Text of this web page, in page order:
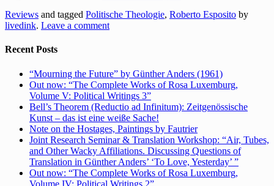
Reviews and tagged Politische Theologie, Roberto Esposito by
livedink. Leave a comment
Recent Posts
“Mourning the Future” by Günther Anders (1961)
Out now: “The Complete Works of Rosa Luxemburg,
Volume V: Political Writings 3”
Bell’s Theorem (Reductio ad Infinitum): Zeitgenössische
Kunst – das ist eine weiße Sache!
Note on the Hostages, Paintings by Fautrier
Joint Research Seminar & Translation Workshop: “Air, Tubes,
and Other Wacky Affiliations. Discussing Questions of
Translation in Günther Anders’ ‘To Love, Yesterday’ ”
Out now: “The Complete Works of Rosa Luxemburg,
Volume IV: Political Writings 2”